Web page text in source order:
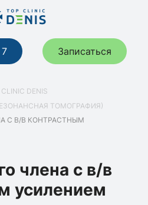
Записаться
DENIS
ТОМОГРАФИЯ)
С В/В КОНТРАСТНЫМ
члена с в/в
усилением